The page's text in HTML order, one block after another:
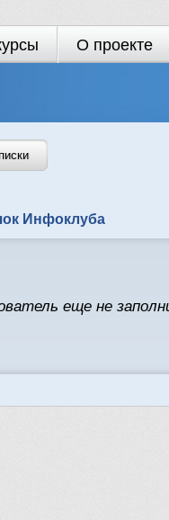
О проекте
Инфоклуба
еще не